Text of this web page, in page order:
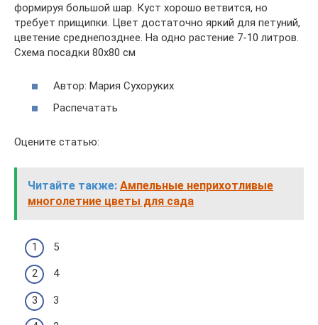
формируя большой шар. Куст хорошо ветвится, но
требует прищипки. Цвет достаточно яркий для петуний,
цветение среднепозднее. На одно растение 7-10 литров.
Схема посадки 80х80 см
Автор: Мария Сухоруких
Распечатать
Оцените статью:
Читайте также: Ампельные неприхотливые
многолетние цветы для сада
5
4
3